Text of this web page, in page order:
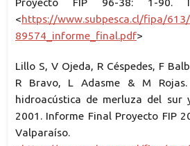
<https://www.subpesca.cl/fipa/
89574_informe_final.pdf>
Lillo S, V Ojeda, R Céspedes, F
R Bravo, L Adasme & M Rojas.
hidroacústica de merluza del sur
2001. Informe Final Proyecto FIP
Valparaíso.